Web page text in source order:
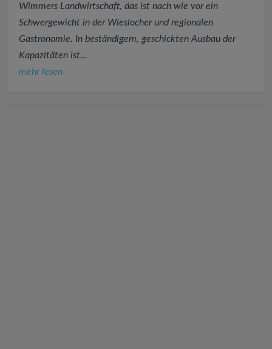
Wimmers Landwirtschaft, das ist nach wie vor ein
Schwergewicht in der Wieslocher und regionalen
Gastronomie. In beständigem, geschickten Ausbau der
Kapazitäten ist...
mehr lesen